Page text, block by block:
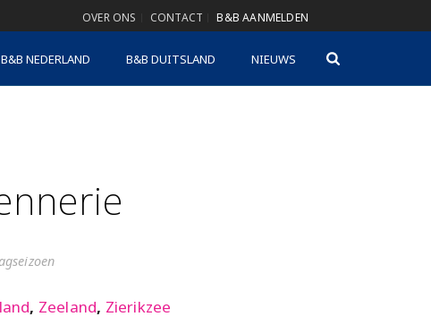
OVER ONS CONTACT B&B AANMELDEN
B&B NEDERLAND B&B DUITSLAND NIEUWS
, Zeeland, Zierikzee